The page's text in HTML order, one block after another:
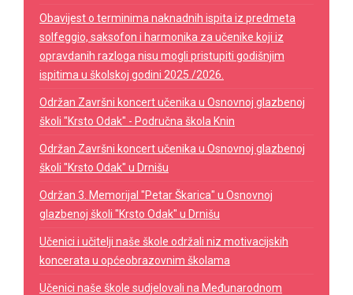
Obavijest o terminima naknadnih ispita iz predmeta
solfeggio, saksofon i harmonika za učenike koji iz
opravdanih razloga nisu mogli pristupiti godišnjim
ispitima u školskoj godini 2025./2026.
Održan Završni koncert učenika u Osnovnoj glazbenoj
školi "Krsto Odak" - Područna škola Knin
Održan Završni koncert učenika u Osnovnoj glazbenoj
školi "Krsto Odak" u Drnišu
Održan 3. Memorijal "Petar Škarica" u Osnovnoj
glazbenoj školi "Krsto Odak" u Drnišu
Učenici i učitelji naše škole održali niz motivacijskih
koncerata u općeobrazovnim školama
Učenici naše škole sudjelovali na Međunarodnom